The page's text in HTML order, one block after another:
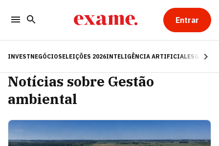
Entrar
INVESTNEGÓCIOSELEIÇÕES 2026INTELIGÊNCIA ARTIFICIALESG
Notícias sobre Gestão
ambiental